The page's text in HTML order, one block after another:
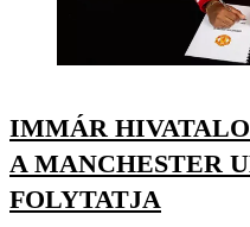
IMMÁR
A MANCHESTER
FOLYTATJA